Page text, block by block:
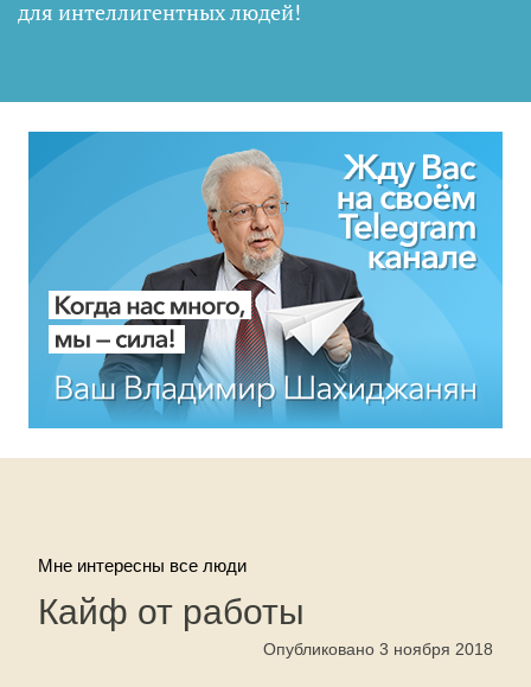
для интеллигентных людей!
Мне интересны все люди
Кайф от работы
Опубликовано 3 ноября 2018